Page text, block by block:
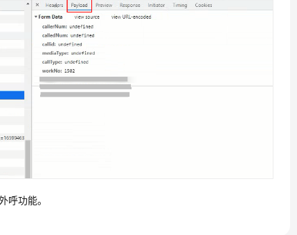
呼功能。